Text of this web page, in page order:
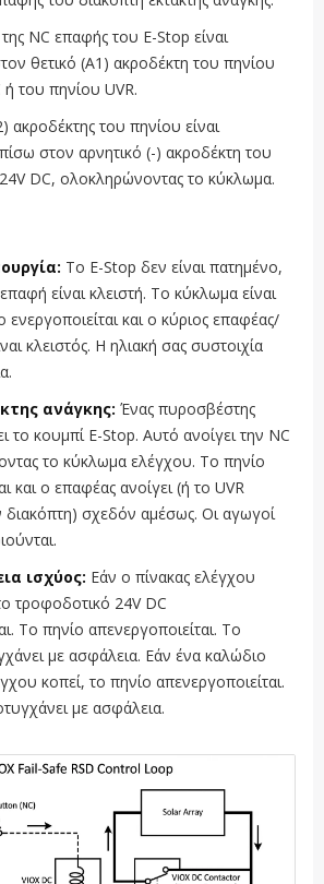
NC επαφής του E-Stop είναι
θετικό (A1) ακροδέκτη του πηνίου
του πηνίου UVR.
ακροδέκτης του πηνίου είναι
στον αρνητικό (-) ακροδέκτη του
DC, ολοκληρώνοντας το κύκλωμα.
Το E-Stop δεν είναι πατημένο,
είναι κλειστή. Το κύκλωμα είναι
ενεργοποιείται και ο κύριος επαφέας/
κλειστός. Η ηλιακή σας συστοιχία
ανάγκης: Ένας πυροσβέστης
το κουμπί E-Stop. Αυτό ανοίγει την NC
το κύκλωμα ελέγχου. Το πηνίο
και ο επαφέας ανοίγει (ή το UVR
διακόπτη) σχεδόν αμέσως. Οι αγωγοί
ισχύος: Εάν ο πίνακας ελέγχου
τροφοδοτικό 24V DC
Το πηνίο απενεργοποιείται. Το
με ασφάλεια. Εάν ένα καλώδιο
κοπεί, το πηνίο απενεργοποιείται.
με ασφάλεια.